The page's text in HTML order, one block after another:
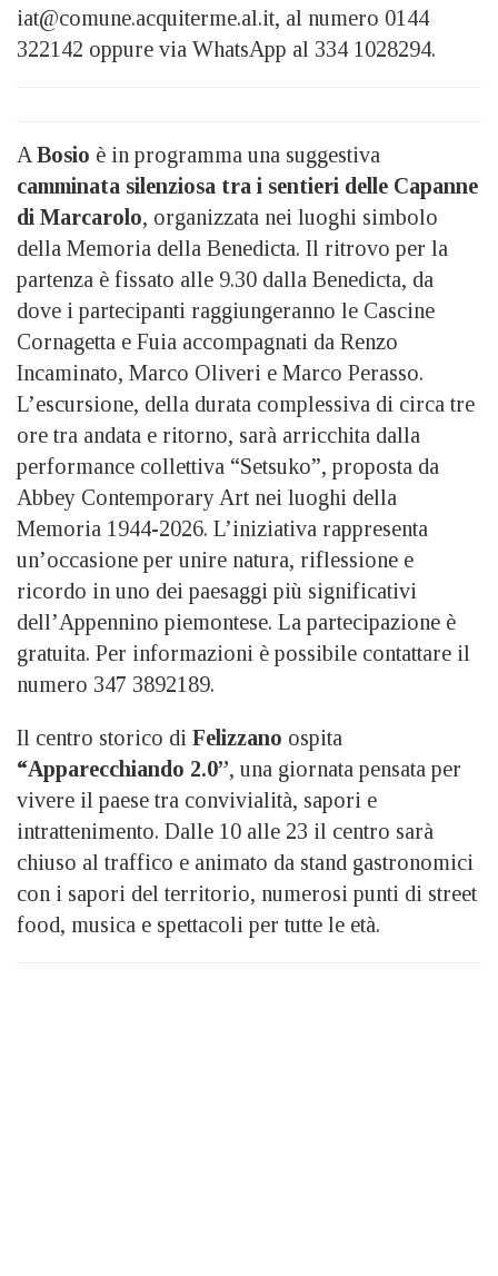
iat@comune.acquiterme.al.it, al numero 0144
322142 oppure via WhatsApp al 334 1028294.
A Bosio è in programma una suggestiva
camminata silenziosa tra i sentieri delle Capanne
di Marcarolo, organizzata nei luoghi simbolo
della Memoria della Benedicta. Il ritrovo per la
partenza è fissato alle 9.30 dalla Benedicta, da
dove i partecipanti raggiungeranno le Cascine
Cornagetta e Fuia accompagnati da Renzo
Incaminato, Marco Oliveri e Marco Perasso.
L’escursione, della durata complessiva di circa tre
ore tra andata e ritorno, sarà arricchita dalla
performance collettiva “Setsuko”, proposta da
Abbey Contemporary Art nei luoghi della
Memoria 1944-2026. L’iniziativa rappresenta
un’occasione per unire natura, riflessione e
ricordo in uno dei paesaggi più significativi
dell’Appennino piemontese. La partecipazione è
gratuita. Per informazioni è possibile contattare il
numero 347 3892189.
Il centro storico di Felizzano ospita
“Apparecchiando 2.0”, una giornata pensata per
vivere il paese tra convivialità, sapori e
intrattenimento. Dalle 10 alle 23 il centro sarà
chiuso al traffico e animato da stand gastronomici
con i sapori del territorio, numerosi punti di street
food, musica e spettacoli per tutte le età.